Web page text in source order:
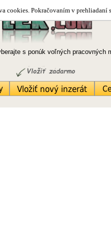
cookies. Pokračovaním v
s ponúk voľných